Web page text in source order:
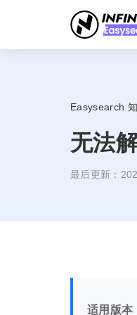
Easysearch
无法
最后更新：
适用版本